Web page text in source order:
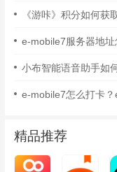
《游咔》积分如何获
e-mobile7服务器地
e-mobile7怎么打卡
精品推荐